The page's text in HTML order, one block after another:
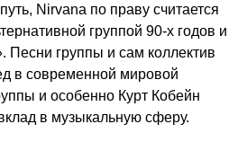
Nirvana по праву считается
группой 90-х годов и
Песни группы и сам коллектив
в современной мировой
и особенно Курт Кобейн
в музыкальную сферу.